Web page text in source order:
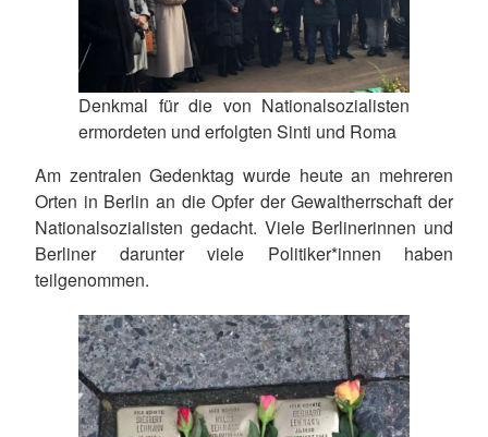
Denkmal für die von Nationalsozialisten
ermordeten und erfolgten Sinti und Roma
Am zentralen Gedenktag wurde heute an mehreren
Orten in Berlin an die Opfer der Gewaltherrschaft der
Nationalsozialisten gedacht. Viele Berlinerinnen und
Berliner darunter viele Politiker*innen haben
teilgenommen.